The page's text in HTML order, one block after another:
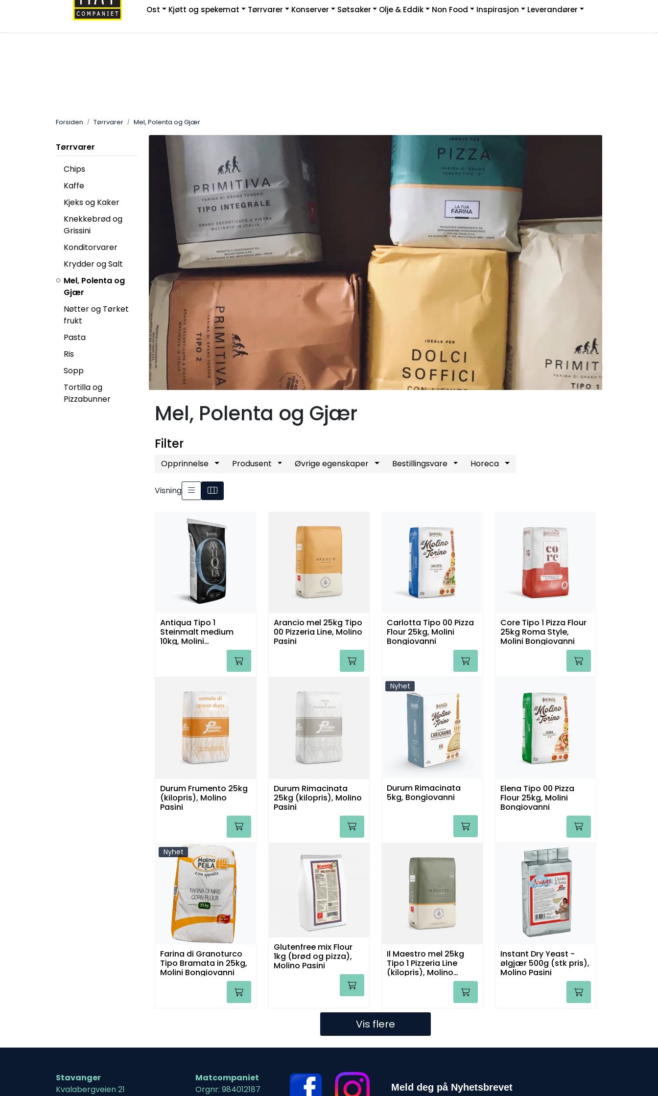
Skip to main contentNy Bedriftskunde Kontakt Oss | Frakt & Retur |
Bestillingsvarer
Ost Kjøtt og spekemat Tørrvarer Konserver Søtsaker Olje & Eddik Non Food Inspirasjon Leverandører
Forsiden Tørrvarer Mel, Polenta og Gjær
Tørrvarer
Chips
Kaffe
Kjeks og Kaker
Knekkebrød og
Grissini
Konditorvarer
Krydder og Salt
Mel, Polenta og
Gjær
Nøtter og Tørket
frukt
Pasta
Ris
Sopp
Tortilla og
Pizzabunner
Mel, Polenta og Gjær
Filter
Opprinnelse Produsent Øvrige egenskaper Bestillingsvare Horeca
Visning
Antiqua Tipo 1
Steinmalt medium
10kg, Molini
Arancio mel 25kg Tipo
00 Pizzeria Line, Molino
Pasini
Carlotta Tipo 00 Pizza
Flour 25kg, Molini
Bongiovanni
Core Tipo 1 Pizza Flour
25kg Roma Style,
Molini Bongiovanni
Durum Frumento 25kg
(kilopris), Molino
Pasini
Durum Rimacinata
25kg (kilopris), Molino
Pasini
Nyhet
Durum Rimacinata
5kg, Bongiovanni
Elena Tipo 00 Pizza
Flour 25kg, Molini
Bongiovanni
Nyhet
Farina di Granoturco
Tipo Bramata in 25kg,
Molini Bongiovanni
Glutenfree mix Flour
1kg (brød og pizza),
Molino Pasini
Il Maestro mel 25kg
Tipo 1 Pizzeria Line
(kilopris), Molino
Instant Dry Yeast -
ølgjær 500g (stk pris),
Molino Pasini
Vis flere
Stavanger
Kvalabergveien 21
Matcompaniet
Orgnr: 984012187
Meld deg på Nyhetsbrevet